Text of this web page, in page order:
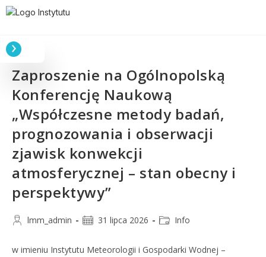
Zaproszenie na Ogólnopolską
Konferencję Naukową
„Współczesne metody badań,
prognozowania i obserwacji
zjawisk konwekcji
atmosferycznej – stan obecny i
perspektywy”
lmm_admin 31 lipca 2026 Info
w imieniu Instytutu Meteorologii i Gospodarki Wodnej –